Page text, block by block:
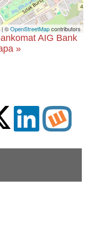
| ©OpenStreetMapcontributors
AIG Bank
»